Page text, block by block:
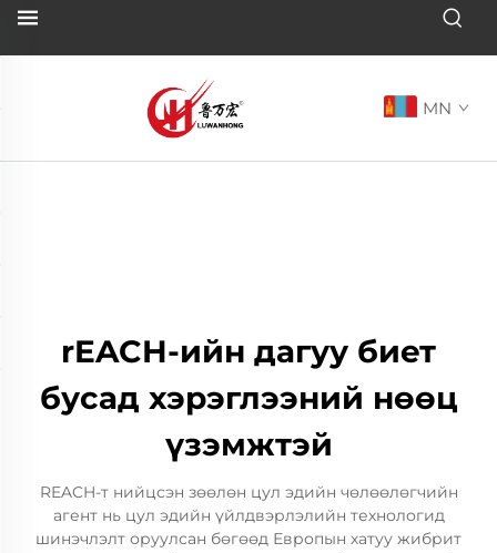
MN
rEACH-ийн дагуу биет
бусад хэрэглээний нөөц
үзэмжтэй
REACH-т нийцсэн зөөлөн цул эдийн чөлөөлөгчийн
агент нь цул эдийн үйлдвэрлэлийн технологид
шинэчлэлт оруулсан бөгөөд Европын хатуу жибрит